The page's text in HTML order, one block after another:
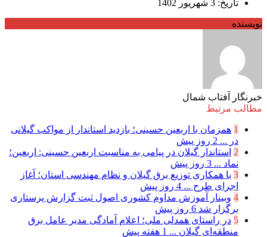
تاریخ: 3 شهریور 1402
نویسنده
خبرنگار آفتاب شمال
مطالب مرتبط
1 همزمان با اربعین حسینی؛ بازدید استاندار از مواکب گیلانی
در ... 2 روز پیش
2 استاندار گیلان در پیامی به مناسبت اربعین حسینی: اربعین؛
نماد ... 3 روز پیش
3 با همکاری توزیع برق گیلان و نظام مهندسی استان؛ آغاز
اجرای طرح ... 4 روز پیش
4 وبینار آموزش مداوم کشوری اصول ثبت گزارش پرستاری
برگزار شد 6 روز پیش
5 در راستای همدلی ملی؛ اعلام آمادگی مدیر عامل برق
منطقه‌ای گیلان ... 1 هفته پیش